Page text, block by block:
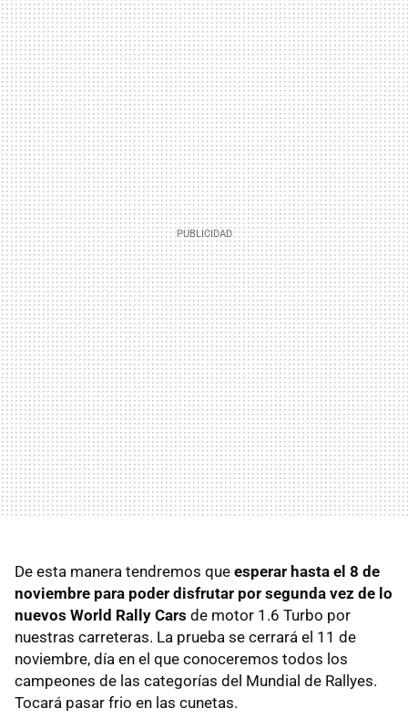
De esta manera tendremos que esperar hasta el 8 de
noviembre para poder disfrutar por segunda vez de lo
nuevos World Rally Cars de motor 1.6 Turbo por
nuestras carreteras. La prueba se cerrará el 11 de
noviembre, día en el que conoceremos todos los
campeones de las categorías del Mundial de Rallyes.
Tocará pasar frio en las cunetas.